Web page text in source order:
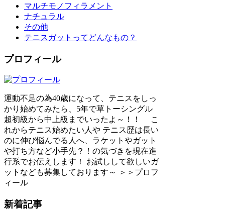
マルチモノフィラメント
ナチュラル
その他
テニスガットってどんなもの？
プロフィール
運動不足の為40歳になって、テニスをしっ
かり始めてみたら、5年で草トーシングル
超初級から中上級までいったよ～！！ こ
れからテニス始めたい人や テニス歴は長い
のに伸び悩んでる人へ、ラケットやガット
や打ち方など小手先？！の気づきを現在進
行系でお伝えします！ お試しして欲しいガ
ットなども募集しております～ ＞＞プロフ
ィール
新着記事